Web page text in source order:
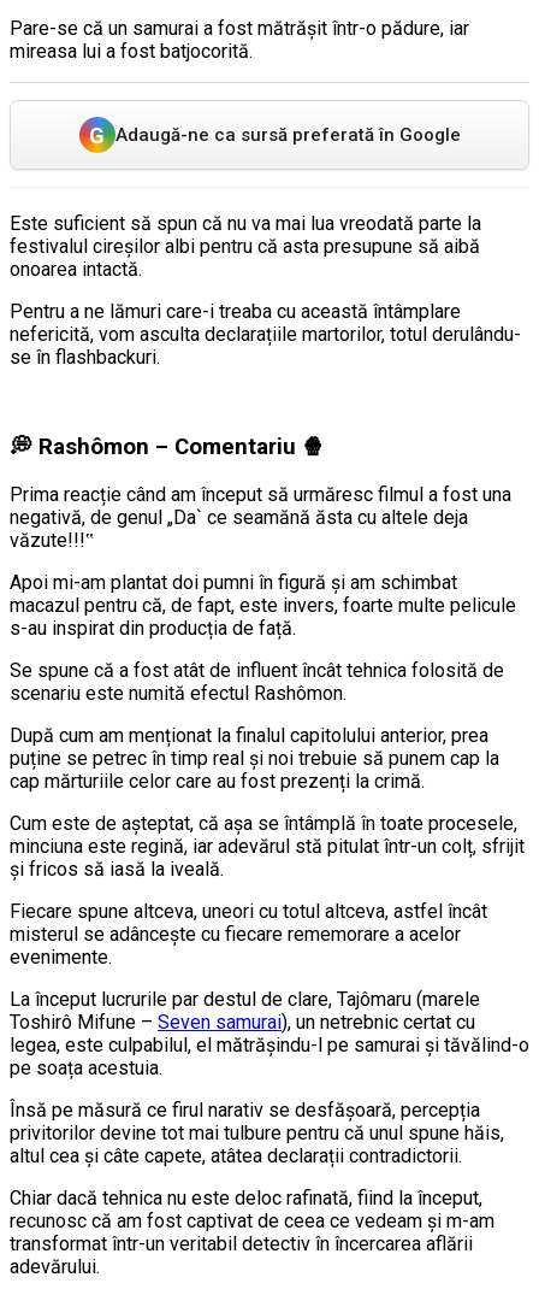
Pare-se că un samurai a fost mătrășit într-o pădure, iar
mireasa lui a fost batjocorită.
G Adaugă-ne ca sursă preferată în Google
Este suficient să spun că nu va mai lua vreodată parte la
festivalul cireșilor albi pentru că asta presupune să aibă
onoarea intactă.
Pentru a ne lămuri care-i treaba cu această întâmplare
nefericită, vom asculta declarațiile martorilor, totul derulându-
se în flashbackuri.
💭 Rashômon – Comentariu 🍿
Prima reacție când am început să urmăresc filmul a fost una
negativă, de genul „Da` ce seamănă ăsta cu altele deja
văzute!!!‟
Apoi mi-am plantat doi pumni în figură și am schimbat
macazul pentru că, de fapt, este invers, foarte multe pelicule
s-au inspirat din producția de față.
Se spune că a fost atât de influent încât tehnica folosită de
scenariu este numită efectul Rashômon.
După cum am menționat la finalul capitolului anterior, prea
puține se petrec în timp real și noi trebuie să punem cap la
cap mărturiile celor care au fost prezenți la crimă.
Cum este de așteptat, că așa se întâmplă în toate procesele,
minciuna este regină, iar adevărul stă pitulat într-un colț, sfrijit
și fricos să iasă la iveală.
Fiecare spune altceva, uneori cu totul altceva, astfel încât
misterul se adâncește cu fiecare rememorare a acelor
evenimente.
La început lucrurile par destul de clare, Tajômaru (marele
Toshirô Mifune – Seven samurai), un netrebnic certat cu
legea, este culpabilul, el mătrășindu-l pe samurai și tăvălind-o
pe soața acestuia.
Însă pe măsură ce firul narativ se desfășoară, percepția
privitorilor devine tot mai tulbure pentru că unul spune hăis,
altul cea și câte capete, atâtea declarații contradictorii.
Chiar dacă tehnica nu este deloc rafinată, fiind la început,
recunosc că am fost captivat de ceea ce vedeam și m-am
transformat într-un veritabil detectiv în încercarea aflării
adevărului.